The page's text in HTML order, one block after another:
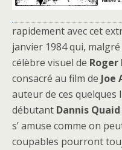
rapidement avec cet
janvier 1984 qui,
célèbre visuel de Roger
consacré au film de Joe
auteur de ces
débutant Dannis Quaid
s’ amuse comme on
coupables pourront